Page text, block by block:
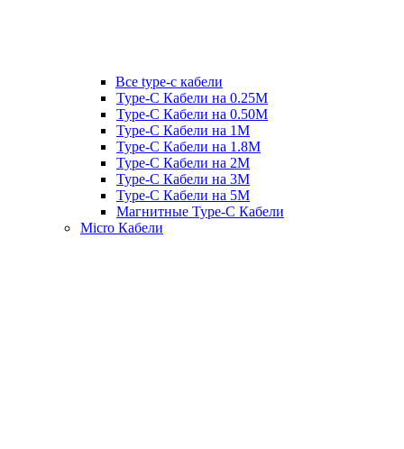
Все type-c кабели
Type-C Кабели на 0.25М
Type-C Кабели на 0.50М
Type-C Кабели на 1М
Type-C Кабели на 1.8М
Type-C Кабели на 2М
Type-C Кабели на 3М
Type-C Кабели на 5М
Магнитные Type-C Кабели
Micro Кабели